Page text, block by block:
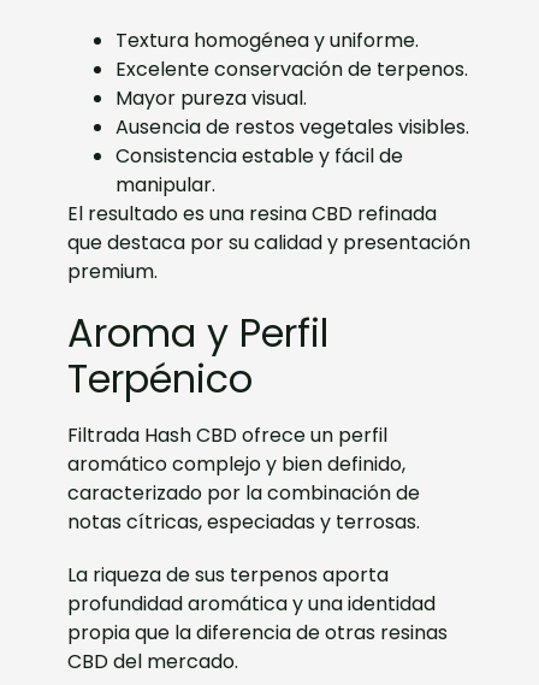
Textura homogénea y uniforme.
Excelente conservación de terpenos.
Mayor pureza visual.
Ausencia de restos vegetales visibles.
Consistencia estable y fácil de
manipular.
El resultado es una resina CBD refinada
que destaca por su calidad y presentación
premium.
Aroma y Perfil
Terpénico
Filtrada Hash CBD ofrece un perfil
aromático complejo y bien definido,
caracterizado por la combinación de
notas cítricas, especiadas y terrosas.
La riqueza de sus terpenos aporta
profundidad aromática y una identidad
propia que la diferencia de otras resinas
CBD del mercado.